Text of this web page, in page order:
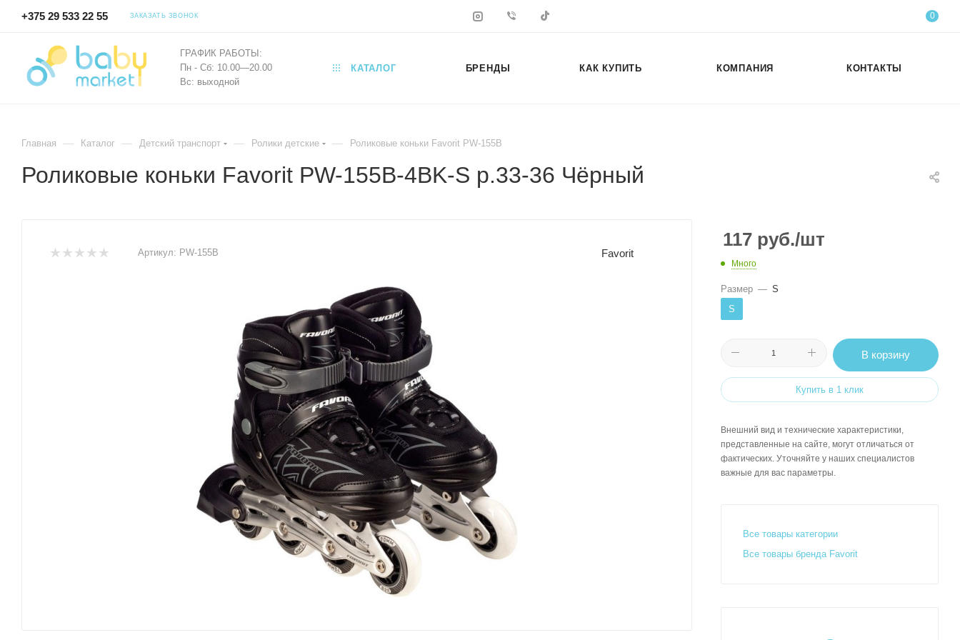
+375 29 533 22 55 ЗАКАЗАТЬ ЗВОНОК 0
ГРАФИК РАБОТЫ:
Пн - Сб: 10.00—20.00
Вс: выходной
КАТАЛОГ БРЕНДЫ КАК КУПИТЬ КОМПАНИЯ КОНТАКТЫ
Главная — Каталог — Детский транспорт — Ролики детские — Роликовые коньки Favorit PW-155B
Роликовые коньки Favorit PW-155B-4BK-S р.33-36 Чёрный
Артикул: PW-155B Favorit
117 руб./шт
Много
Размер — S
S
В корзину
Купить в 1 клик
Внешний вид и технические характеристики,
представленные на сайте, могут отличаться от
фактических. Уточняйте у наших специалистов
важные для вас параметры.
Все товары категории
Все товары бренда Favorit